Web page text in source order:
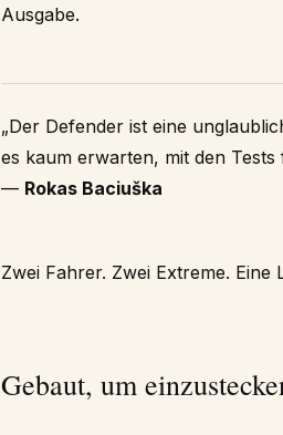
Ausgabe.
„Der Defender ist eine
es kaum erwarten, mit den
— Rokas Baciuška
Zwei Fahrer. Zwei Extreme.
Gebaut, um